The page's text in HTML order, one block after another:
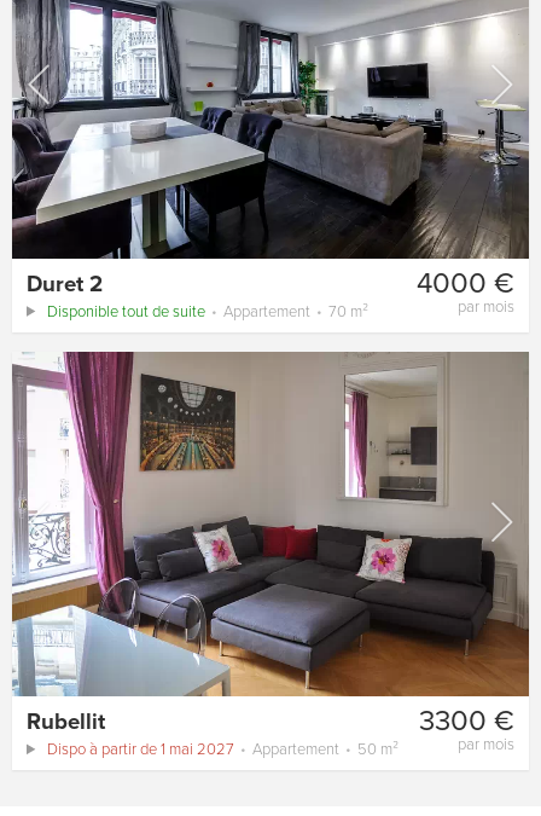
4000 €
par mois
Duret 2
Disponible tout de suite Appartement 70 m²
3300 €
par mois
Rubellit
Dispo à partir de 1 mai 2027 Appartement 50 m²